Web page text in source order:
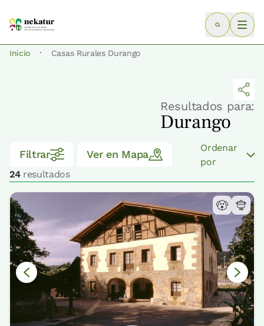
Inicio · Casas Rurales Durango
Resultados para:
Durango
Filtrar Ver en Mapa
24resultados
Ordenar
por